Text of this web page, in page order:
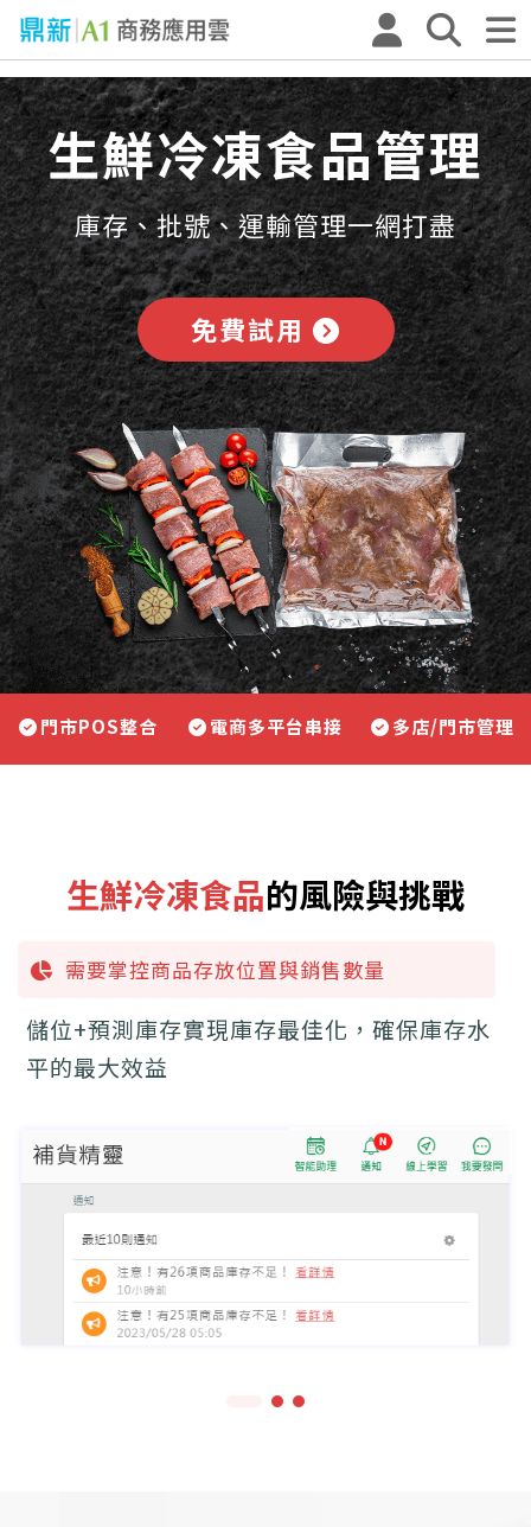
生鮮冷凍食品管理
庫存、批號、運輸管理一網打盡
免費試用
門市POS整合 電商多平台串接 多店/門市管理
生鮮冷凍食品的風險與挑戰
需要掌控商品存放位置與銷售數量
儲位+預測庫存實現庫存最佳化，確保庫存水
平的最大效益